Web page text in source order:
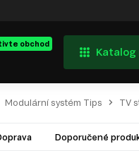
obchod
Katalog
Modulární systém Tips TV
Doporučené